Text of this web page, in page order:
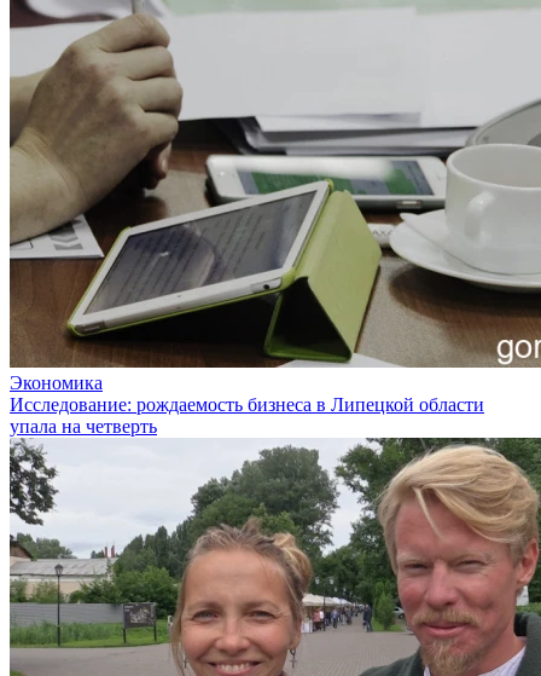
Экономика
Исследование: рождаемость бизнеса в Липецкой области
упала на четверть